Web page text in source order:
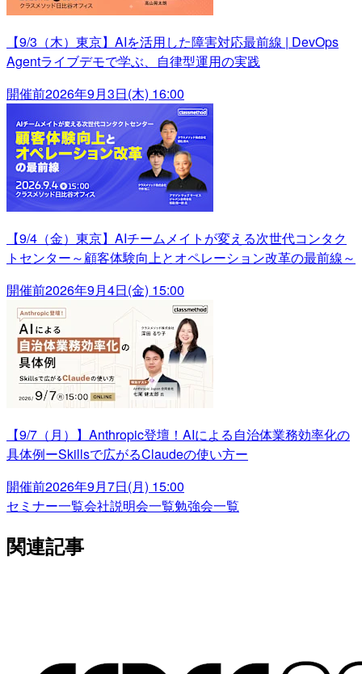
【9/3（木）東京】AIを活用した障害対応最前線 | DevOps
Agentライブデモで学ぶ、自律型運用の実践
開催前2026年9月3日(木) 16:00
【9/4（金）東京】AIチームメイトが変える次世代コンタク
トセンター～顧客体験向上とオペレーション改革の最前線～
開催前2026年9月4日(金) 15:00
【9/7（月）】Anthropic登壇！AIによる自治体業務効率化の
具体例ーSkillsで広がるClaudeの使い方ー
開催前2026年9月7日(月) 15:00
セミナー一覧会社説明会一覧勉強会一覧
関連記事